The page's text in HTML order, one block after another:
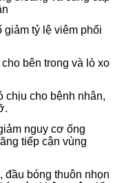
giảm tỷ lệ viêm phổi
bên trong và lò xo
chịu cho bệnh nhân,
nguy cơ ống
tiếp cận vùng
đầu bóng thuôn nhọn